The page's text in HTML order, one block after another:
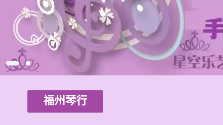
福州琴行